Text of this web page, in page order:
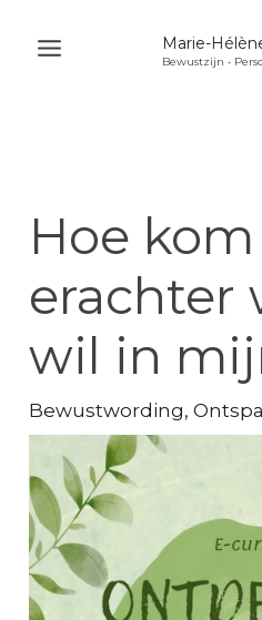
naar
Marie-
Bewustzijn •
Hoe
erachter
wil in
Bewustwording,